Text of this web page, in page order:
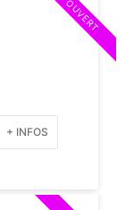
OUVERT
+ INFOS